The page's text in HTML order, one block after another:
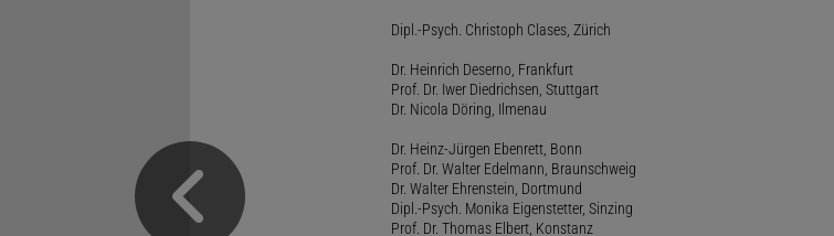
Dipl.-Psych. Christoph Clases, Zürich
Dr. Heinrich Deserno, Frankfurt
Prof. Dr. Iwer Diedrichsen, Stuttgart
Dr. Nicola Döring, Ilmenau
Dr. Heinz-Jürgen Ebenrett, Bonn
Prof. Dr. Walter Edelmann, Braunschweig
Dr. Walter Ehrenstein, Dortmund
Dipl.-Psych. Monika Eigenstetter, Sinzing
Prof. Dr. Thomas Elbert, Konstanz